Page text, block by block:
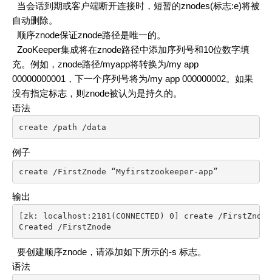
当会话到期或客户端断开连接时，短暂的znodes(标志:e)将被
自动删除。
顺序znode保证znode路径是唯一的。
ZooKeeper集成将在znode路径中添加序列号和10位数字填
充。例如，znode路径/myapp将转换为/my app
00000000001，下一个序列号将为/my app 000000002。如果
没有指定标志，则znode被认为是持久的。
语法
create /path /data
例子
create /FirstZnode “Myfirstzookeeper-app”
输出
[zk: localhost:2181(CONNECTED) 0] create /
Created /FirstZnode
要创建顺序znode，请添加如下所示的-s 标志。
语法